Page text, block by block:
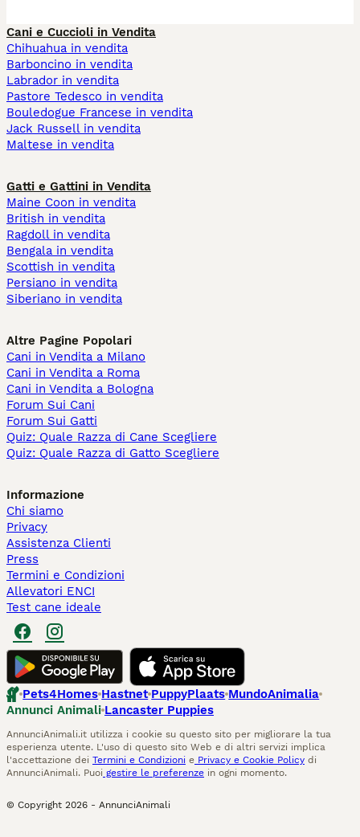
Cani e Cuccioli in Vendita
Chihuahua in vendita
Barboncino in vendita
Labrador in vendita
Pastore Tedesco in vendita
Bouledogue Francese in vendita
Jack Russell in vendita
Maltese in vendita
Gatti e Gattini in Vendita
Maine Coon in vendita
British in vendita
Ragdoll in vendita
Bengala in vendita
Scottish in vendita
Persiano in vendita
Siberiano in vendita
Altre Pagine Popolari
Cani in Vendita a Milano
Cani in Vendita a Roma
Cani in Vendita a Bologna
Forum Sui Cani
Forum Sui Gatti
Quiz: Quale Razza di Cane Scegliere
Quiz: Quale Razza di Gatto Scegliere
Informazione
Chi siamo
Privacy
Assistenza Clienti
Press
Termini e Condizioni
Allevatori ENCI
Test cane ideale
Pets4Homes Hastnet PuppyPlaats MundoAnimalia
Annunci Animali Lancaster Puppies
AnnunciAnimali.it utilizza i cookie su questo sito per migliorare la tua
esperienza utente. L'uso di questo sito Web e di altri servizi implica
l'accettazione dei Termini e Condizioni e Privacy e Cookie Policy di
AnnunciAnimali. Puoi gestire le preferenze in ogni momento.
© Copyright 2026 - AnnunciAnimali